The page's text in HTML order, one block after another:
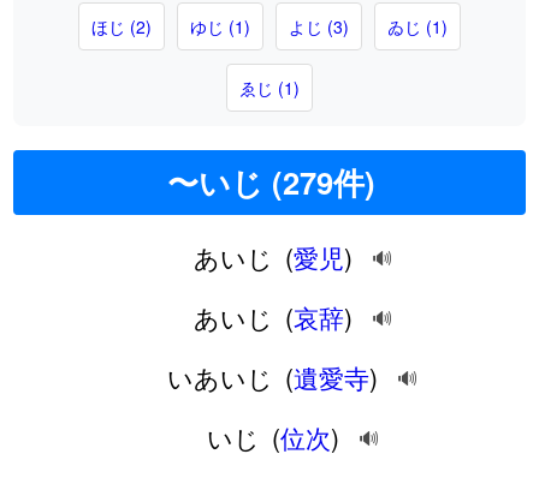
ほじ (2) ゆじ (1) よじ (3) ゐじ (1)
ゑじ (1)
〜いじ (279件)
あいじ (愛児) 🔊
あいじ (哀辞) 🔊
いあいじ (遺愛寺) 🔊
いじ (位次) 🔊